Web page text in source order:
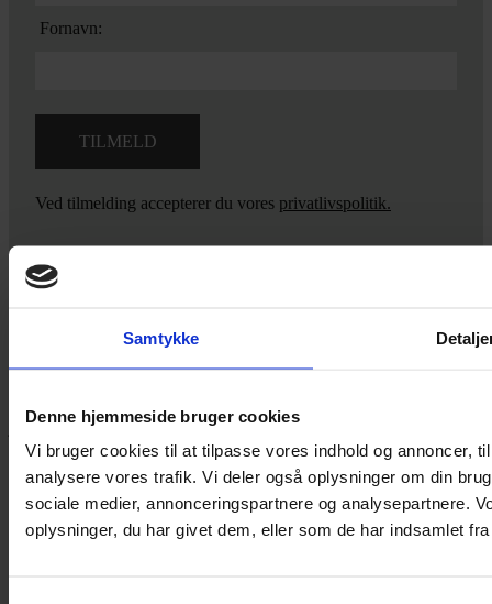
Samtykke
Denne hjemmeside bruger cookies
Vi bruger cookies til at tilpasse vores indhold og annoncer,
analysere vores trafik. Vi deler også oplysninger om din
sociale medier, annonceringspartnere og analysepartnere.
oplysninger, du har givet dem, eller som de har indsamlet
Fornavn:
Ved tilmelding accepterer du vores privatlivspolitik.
mig
eller kom forbi butikken på Vestergade 12 i Tønder. Så hjælper
jeg dig på vej.
Vestergade 12 6270, Tønder
60 51 96 50
post@yarneverywear.dk
CVR 43041649